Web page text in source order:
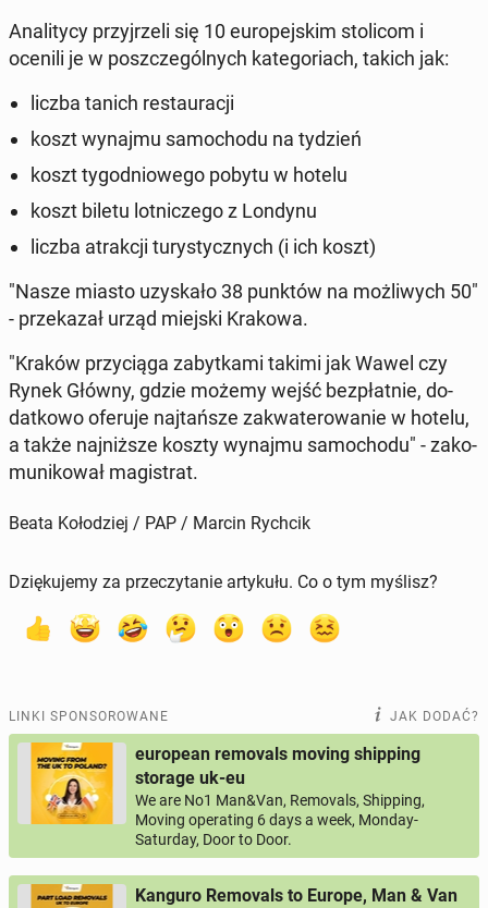
Ana­li­ty­cy przyj­rze­li się 10 eu­ro­pej­skim sto­li­com i
ocenili je w po­szcze­gól­nych ka­te­go­riach, takich jak:
liczba tanich re­stau­ra­cji
koszt wynajmu sa­mo­cho­du na tydzień
koszt ty­go­dnio­we­go pobytu w hotelu
koszt biletu lot­ni­cze­go z Londynu
liczba atrak­cji tu­ry­stycz­nych (i ich koszt)
"Nasze miasto uzy­ska­ło 38 punktów na moż­li­wych 50"
- prze­ka­zał urząd miejski Krakowa.
"Kraków przy­cią­ga za­byt­ka­mi takimi jak Wawel czy
Rynek Główny, gdzie możemy wejść bez­płat­nie, do­
dat­ko­wo oferuje naj­tań­sze za­kwa­te­ro­wa­nie w hotelu,
a także naj­niż­sze koszty wynajmu sa­mo­cho­du" - za­ko­
mu­ni­ko­wał ma­gi­strat.
Beata Kołodziej / PAP / Marcin Rychcik
Dziękujemy za przeczytanie artykułu. Co o tym myślisz?
LINKI SPONSOROWANE JAK DODAĆ?
european removals moving shipping
storage uk-eu
We are No1 Man&Van, Removals, Shipping,
Moving operating 6 days a week, Monday-
Saturday, Door to Door.
Kanguro Removals to Europe, Man & Van